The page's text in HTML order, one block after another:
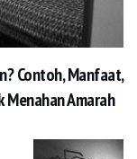
Contoh, Manfaat,
Menahan Amarah